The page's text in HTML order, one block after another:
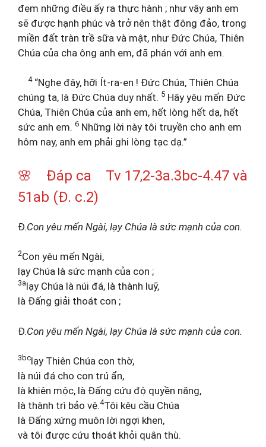
đem những điều ấy ra thực hành ; như vậy anh em
sẽ được hạnh phúc và trở nên thật đông đảo, trong
miền đất tràn trề sữa và mật, như Đức Chúa, Thiên
Chúa của cha ông anh em, đã phán với anh em.
4“Nghe đây, hỡi Ít-ra-en ! Đức Chúa, Thiên Chúa
chúng ta, là Đức Chúa duy nhất. 5 Hãy yêu mến Đức
Chúa, Thiên Chúa của anh em, hết lòng hết dạ, hết
sức anh em. 6 Những lời này tôi truyền cho anh em
hôm nay, anh em phải ghi lòng tạc dạ.”
🌸 Đáp ca Tv 17,2-3a.3bc-4.47 và
51ab (Đ. c.2)
Đ.Con yêu mến Ngài, lạy Chúa là sức mạnh của con.
2Con yêu mến Ngài,
lạy Chúa là sức mạnh của con ;
3alạy Chúa là núi đá, là thành luỹ,
là Đấng giải thoát con ;
Đ.Con yêu mến Ngài, lạy Chúa là sức mạnh của con.
3bclạy Thiên Chúa con thờ,
là núi đá cho con trú ẩn,
là khiên mộc, là Đấng cứu độ quyền năng,
là thành trì bảo vệ.4Tôi kêu cầu Chúa
là Đấng xứng muôn lời ngợi khen,
và tôi được cứu thoát khỏi quân thù.